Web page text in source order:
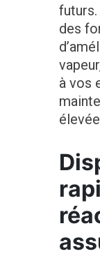
futurs.
des
à vos